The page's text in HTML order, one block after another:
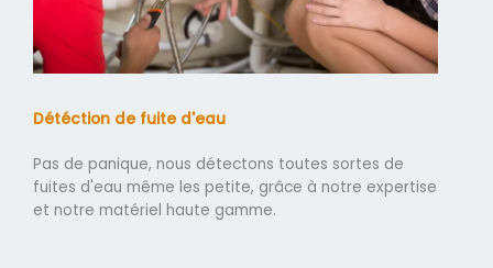
Détéction de fuite d'eau
Pas de panique, nous détectons toutes sortes de
fuites d'eau même les petite, grâce à notre expertise
et notre matériel haute gamme.